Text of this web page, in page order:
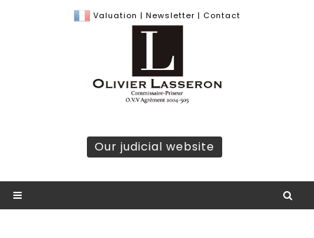
Valuation | Newsletter | Contact
Our judicial website